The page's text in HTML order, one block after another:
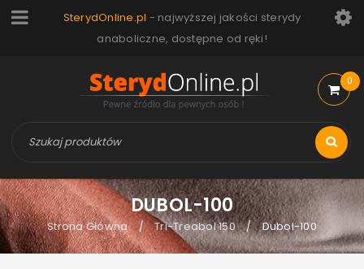
SterydOnline.pl - najwyższej jakości sterydy
anaboliczne, dostępne od ręki!
0
DUBOL-100
Strona Główna / Tri-Treabol 150 / Dubol-100